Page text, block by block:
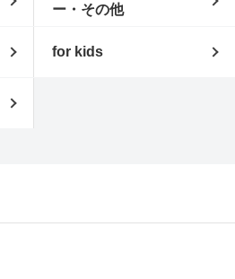
ー・その他
for kids